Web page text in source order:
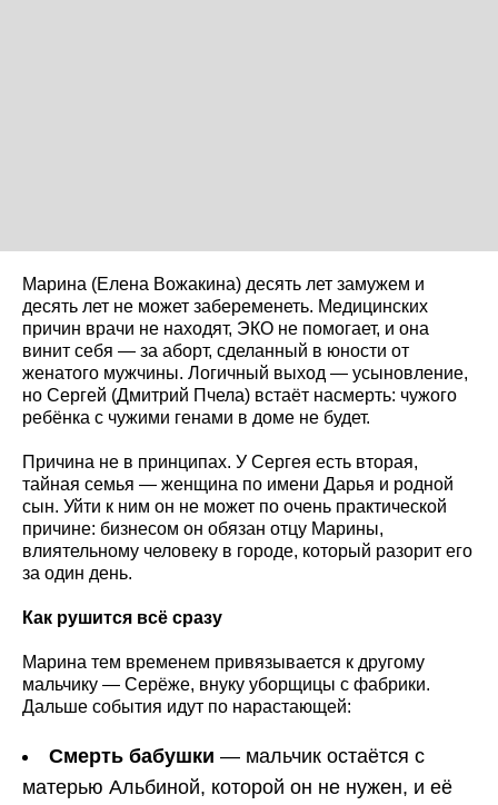
Марина (Елена Вожакина) десять лет замужем и
десять лет не может забеременеть. Медицинских
причин врачи не находят, ЭКО не помогает, и она
винит себя — за аборт, сделанный в юности от
женатого мужчины. Логичный выход — усыновление,
но Сергей (Дмитрий Пчела) встаёт насмерть: чужого
ребёнка с чужими генами в доме не будет.
Причина не в принципах. У Сергея есть вторая,
тайная семья — женщина по имени Дарья и родной
сын. Уйти к ним он не может по очень практической
причине: бизнесом он обязан отцу Марины,
влиятельному человеку в городе, который разорит его
за один день.
Как рушится всё сразу
Марина тем временем привязывается к другому
мальчику — Серёже, внуку уборщицы с фабрики.
Дальше события идут по нарастающей:
Смерть бабушки — мальчик остаётся с
матерью Альбиной, которой он не нужен, и её